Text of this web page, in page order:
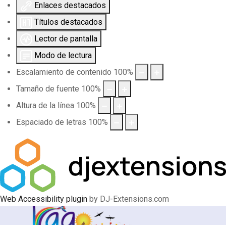
Enlaces destacados
Títulos destacados
Lector de pantalla
Modo de lectura
Escalamiento de contenido 100%
Tamaño de fuente 100%
Altura de la línea 100%
Espaciado de letras 100%
Web Accessibility plugin by DJ-Extensions.com